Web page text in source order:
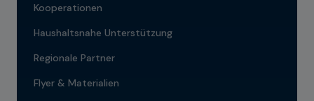
Kooperationen
Haushaltsnahe Unterstützung
Regionale Partner
Flyer & Materialien